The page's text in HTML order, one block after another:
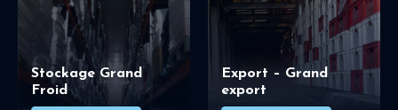
Stockage Grand
Froid
Export – Grand
export